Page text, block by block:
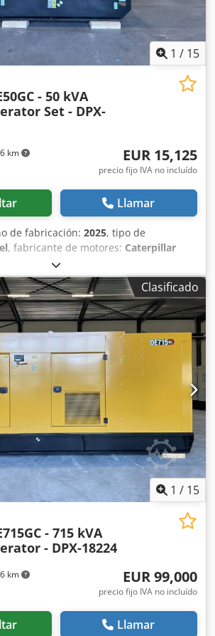
1 / 15
km
- 50 kVA
Set - DPX-
EUR 15,125
precio fijo IVA no incluído
Llamar
de fabricación: 2025, tipo de
, fabricante de motores: Caterpillar
Construcción Peso en vacío: 889 kg
50 kVA Dimensiones del
230 x 96 x 140 cm Certificación
depósito de agua: 103 l Contacte con
más información. = Más opciones y
Csdpjy R I Htefx Amvsrf - Cuadro de
acero - Cisternas
Clasificado
1 / 15
km
- 715 kVA
- DPX-18224
EUR 99,000
precio fijo IVA no incluído
Llamar